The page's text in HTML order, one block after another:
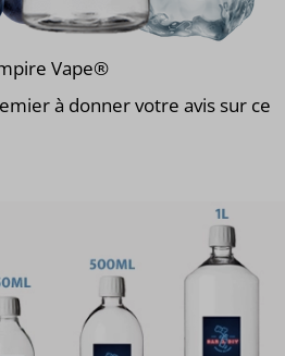
Vape®
à donner votre avis sur ce